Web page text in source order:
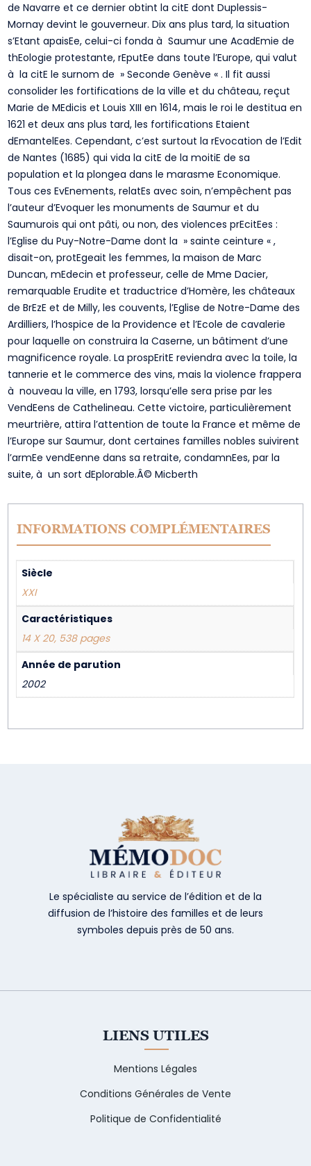
de Navarre et ce dernier obtint la citE dont Duplessis-
Mornay devint le gouverneur. Dix ans plus tard, la situation
s’Etant apaisEe, celui-ci fonda à Saumur une AcadEmie de
thEologie protestante, rEputEe dans toute l’Europe, qui valut
à la citE le surnom de » Seconde Genève « . Il fit aussi
consolider les fortifications de la ville et du château, reçut
Marie de MEdicis et Louis XIII en 1614, mais le roi le destitua en
1621 et deux ans plus tard, les fortifications Etaient
dEmantelEes. Cependant, c’est surtout la rEvocation de l’Edit
de Nantes (1685) qui vida la citE de la moitiE de sa
population et la plongea dans le marasme Economique.
Tous ces EvEnements, relatEs avec soin, n’empêchent pas
l’auteur d’Evoquer les monuments de Saumur et du
Saumurois qui ont pâti, ou non, des violences prEcitEes :
l’Eglise du Puy-Notre-Dame dont la » sainte ceinture « ,
disait-on, protEgeait les femmes, la maison de Marc
Duncan, mEdecin et professeur, celle de Mme Dacier,
remarquable Erudite et traductrice d’Homère, les châteaux
de BrEzE et de Milly, les couvents, l’Eglise de Notre-Dame des
Ardilliers, l’hospice de la Providence et l’Ecole de cavalerie
pour laquelle on construira la Caserne, un bâtiment d’une
magnificence royale. La prospEritE reviendra avec la toile, la
tannerie et le commerce des vins, mais la violence frappera
à nouveau la ville, en 1793, lorsqu’elle sera prise par les
VendEens de Cathelineau. Cette victoire, particulièrement
meurtrière, attira l’attention de toute la France et même de
l’Europe sur Saumur, dont certaines familles nobles suivirent
l’armEe vendEenne dans sa retraite, condamnEes, par la
suite, à un sort dEplorable.Â© Micberth
INFORMATIONS COMPLÉMENTAIRES
Siècle
XXI
Caractéristiques
14 X 20, 538 pages
Année de parution
2002
Le spécialiste au service de l’édition et de la
diffusion de l’histoire des familles et de leurs
symboles depuis près de 50 ans.
LIENS UTILES
Mentions Légales
Conditions Générales de Vente
Politique de Confidentialité